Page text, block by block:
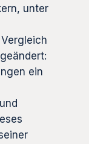
unter
ein